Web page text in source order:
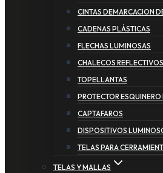
CINTAS DEMARCACION
CADENAS PLÁSTICAS
FLECHAS LUMINOSAS
CHALECOS REFLECTIVOS
TOPELLANTAS
PROTECTOR
CAPTAFAROS
DISPOSITIVOS
TELAS PARA
TELAS Y MALLAS